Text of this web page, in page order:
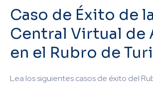
Caso de Éxito de la
Central Virtual de
en el Rubro de
Lea los siguientes casos de éxito del